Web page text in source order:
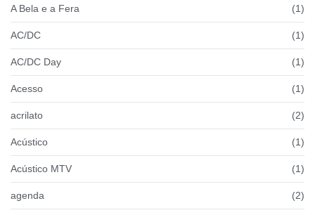
A Bela e a Fera (1)
AC/DC (1)
AC/DC Day (1)
Acesso (1)
acrilato (2)
Acústico (1)
Acústico MTV (1)
agenda (2)